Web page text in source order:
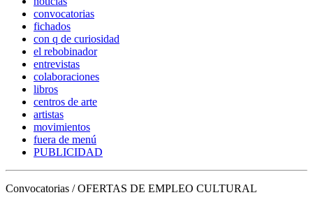
convocatorias
fichados
con q de curiosidad
el rebobinador
entrevistas
colaboraciones
libros
centros de arte
artistas
movimientos
fuera de menú
PUBLICIDAD
Convocatorias / OFERTAS DE EMPLEO CULTURAL